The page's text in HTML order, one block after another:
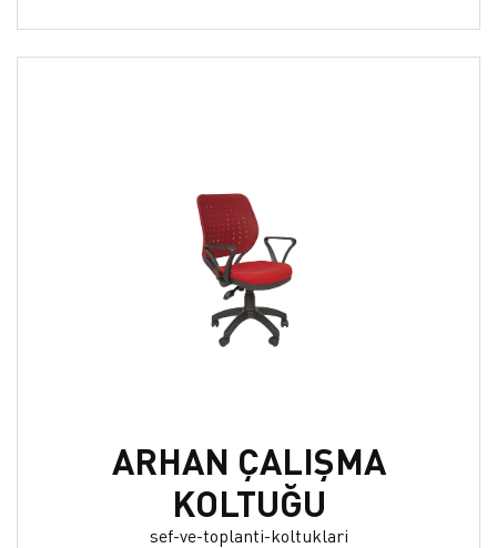
ARHAN ÇALIŞMA
KOLTUĞU
sef-ve-toplanti-koltuklari